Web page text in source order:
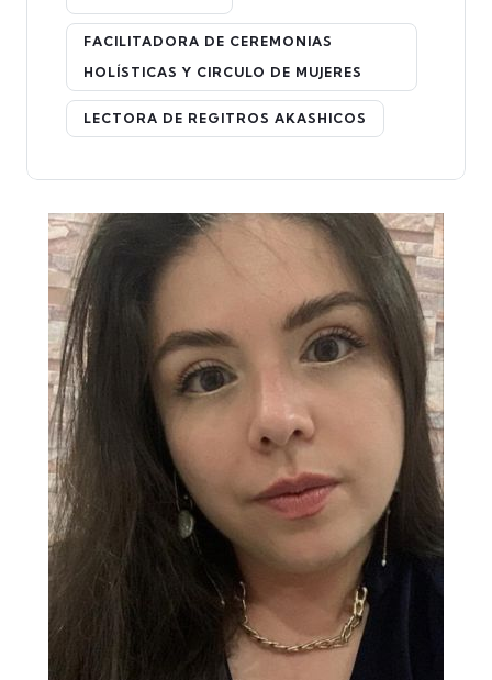
FACILITADORA DE CEREMONIAS
HOLÍSTICAS Y CIRCULO DE MUJERES
LECTORA DE REGITROS AKASHICOS